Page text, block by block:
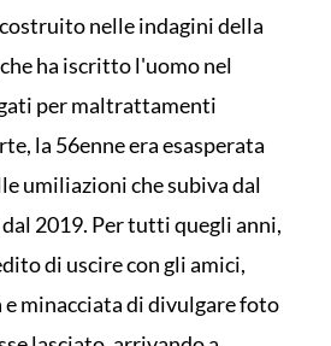
nelle indagini della
ha iscritto l'uomo nel
per maltrattamenti
la 56enne era esasperata
umiliazioni che subiva dal
2019. Per tutti quegli anni,
di uscire con gli amici,
minacciata di divulgare foto